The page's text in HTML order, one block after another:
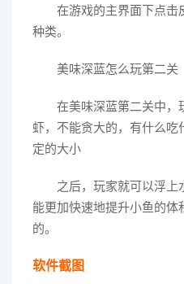
在游戏的主界面下点击
种类。
美味深蓝怎么玩第二关
在美味深蓝第二关中，
虾，不能贪大的，有什么
定的大小
之后，玩家就可以浮
能更加快速地提升小鱼的体
的。
软件截图